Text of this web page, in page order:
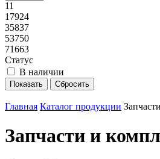
11
17924
35837
53750
71663
Статус
В наличии
Главная Каталог продукции
Запчасти и